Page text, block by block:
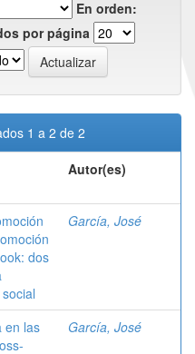
En orden:
por página
1 a 2 de 2
Autor(es)
dos
García, José
en las
García, José